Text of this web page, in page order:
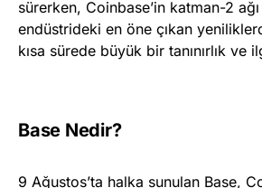
sürerken, Coinbase’in katman-2 ağı
endüstrideki en öne çıkan
kısa sürede büyük bir tanınırlık ve
Base Nedir?
9 Ağustos’ta halka sunulan Base,